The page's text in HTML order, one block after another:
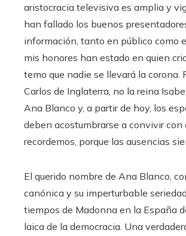
aristocracia televisiva es amplia y
han fallado los buenos
información, tanto en público como
mis honores han estado en quien
temo que nadie se llevará la corona.
Carlos de Inglaterra, no la reina
Ana Blanco y, a partir de hoy, los
deben acostumbrarse a convivir con
recordemos, porque las ausencias
El querido nombre de Ana Blanco,
canónica y su imperturbable
tiempos de Madonna en la España
laica de la democracia. Una